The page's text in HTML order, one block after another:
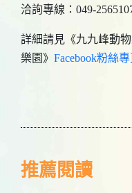
洽詢專線：049-
詳細請見《九九峰動物
樂園》 Facebook粉絲專
推薦閱讀